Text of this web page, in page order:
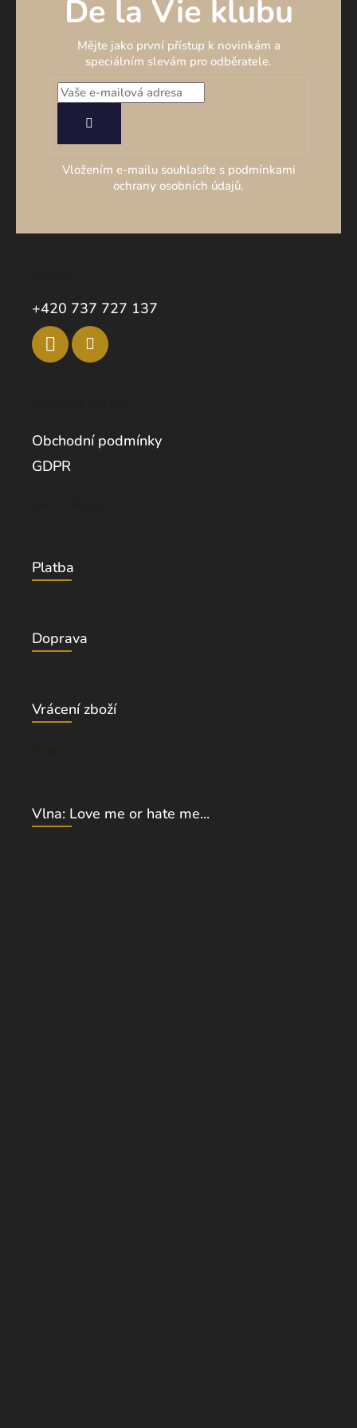
De la Vie klubu
Mějte jako první přístup k novinkám a
speciálním slevám pro odběratele.
SE
Vložením e-mailu souhlasíte s podmínkami
ochrany osobních údajů.
+420 737 727 137
Obchodní podmínky
GDPR
Platba
Doprava
Vrácení zboží
Vlna: Love me or hate me...